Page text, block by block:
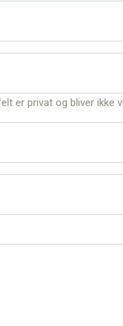
er privat og bliver ikke